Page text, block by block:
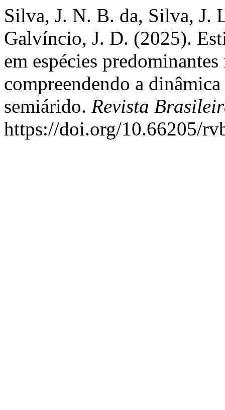
Silva, J. N. B. da, Silva,
Galvíncio, J. D. (2025).
em espécies
compreendendo a
semiárido. Revista
https://doi.org/10.66205/